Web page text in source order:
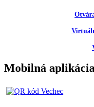
Mobilná aplikácia